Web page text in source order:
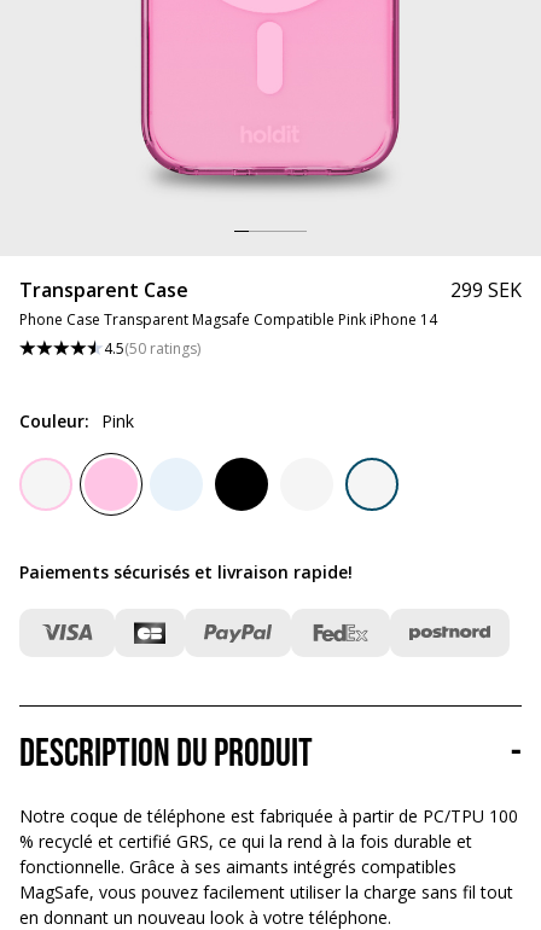
Transparent Case
Phone Case Transparent Magsafe Compatible Pink iPhone 14
4.5(50 ratings)
299 SEK
Couleur: Pink
Paiements sécurisés et livraison rapide!
Description du produit -
Notre coque de téléphone est fabriquée à partir de PC/TPU 100
% recyclé et certifié GRS, ce qui la rend à la fois durable et
fonctionnelle. Grâce à ses aimants intégrés compatibles
MagSafe, vous pouvez facilement utiliser la charge sans fil tout
en donnant un nouveau look à votre téléphone.